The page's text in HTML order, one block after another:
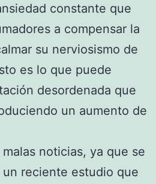
constante que
a compensar la
su nerviosismo de
es lo que puede
desordenada que
un aumento de
noticias, ya que se
reciente estudio que